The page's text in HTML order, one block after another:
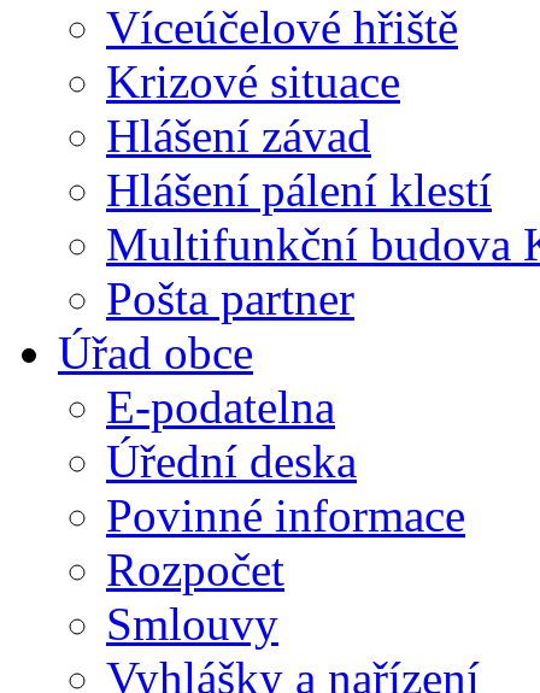
Víceúčelové hřiště
Krizové situace
Hlášení závad
Hlášení pálení klestí
Multifunkční budova
Pošta partner
Úřad obce
E-podatelna
Úřední deska
Povinné informace
Rozpočet
Smlouvy
Vyhlášky a nařízení